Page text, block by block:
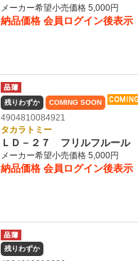
メーカー希望小売価格 5,000円
納品価格 会員ログイン後表示
残りわずか COMING SOON
4904810084921
タカラトミー
ＬＤ－２７ フリルフルール
メーカー希望小売価格 5,000円
納品価格 会員ログイン後表示
残りわずか